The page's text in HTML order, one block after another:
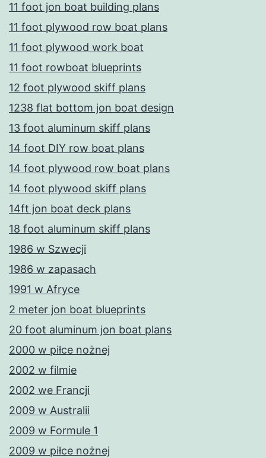
11 foot jon boat building plans
11 foot plywood row boat plans
11 foot plywood work boat
11 foot rowboat blueprints
12 foot plywood skiff plans
1238 flat bottom jon boat design
13 foot aluminum skiff plans
14 foot DIY row boat plans
14 foot plywood row boat plans
14 foot plywood skiff plans
14ft jon boat deck plans
18 foot aluminum skiff plans
1986 w Szwecji
1986 w zapasach
1991 w Afryce
2 meter jon boat blueprints
20 foot aluminum jon boat plans
2000 w piłce nożnej
2002 w filmie
2002 we Francji
2009 w Australii
2009 w Formule 1
2009 w piłce nożnej